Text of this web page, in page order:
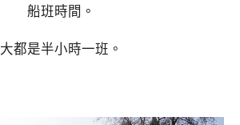
船班時間。
大都是半小時一班。